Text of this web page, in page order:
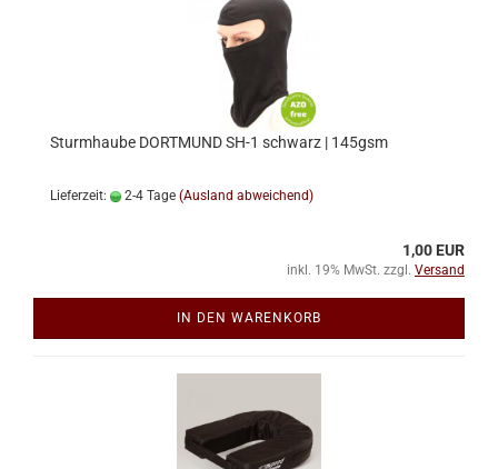
Sturmhaube DORTMUND SH-1 schwarz | 145gsm
Lieferzeit: 2-4 Tage (Ausland abweichend)
1,00 EUR
inkl. 19% MwSt. zzgl. Versand
IN DEN WARENKORB